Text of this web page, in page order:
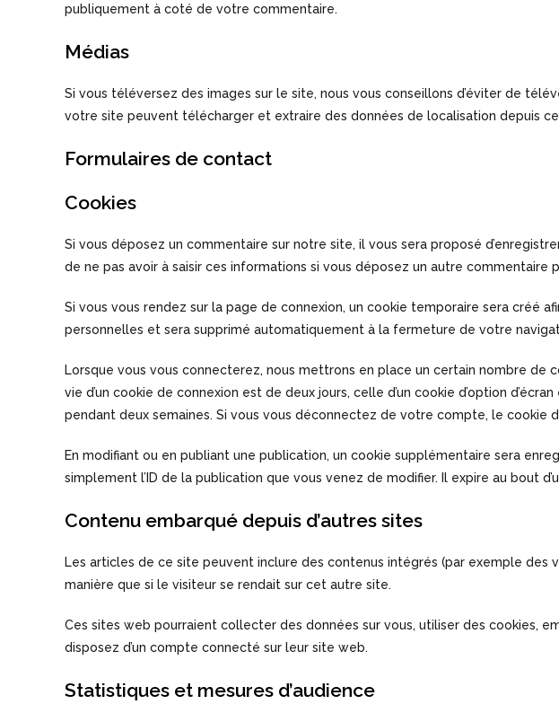
publiquement à coté de votre commentaire.
Médias
Si vous téléversez des images sur le site, nous vous conseillons d’éviter de
votre site peuvent télécharger et extraire des données de localisation depuis
Formulaires de contact
Cookies
Si vous déposez un commentaire sur notre site, il vous sera proposé
de ne pas avoir à saisir ces informations si vous déposez un autre commentaire
Si vous vous rendez sur la page de connexion, un cookie temporaire sera créé
personnelles et sera supprimé automatiquement à la fermeture de votre
Lorsque vous vous connecterez, nous mettrons en place un certain nombre de
vie d’un cookie de connexion est de deux jours, celle d’un cookie d’option
pendant deux semaines. Si vous vous déconnectez de votre compte, le cookie
En modifiant ou en publiant une publication, un cookie supplémentaire sera
simplement l’ID de la publication que vous venez de modifier. Il expire au bout
Contenu embarqué depuis d’autres sites
Les articles de ce site peuvent inclure des contenus intégrés (par exemple des
manière que si le visiteur se rendait sur cet autre site.
Ces sites web pourraient collecter des données sur vous, utiliser des cookies,
disposez d’un compte connecté sur leur site web.
Statistiques et mesures d’audience